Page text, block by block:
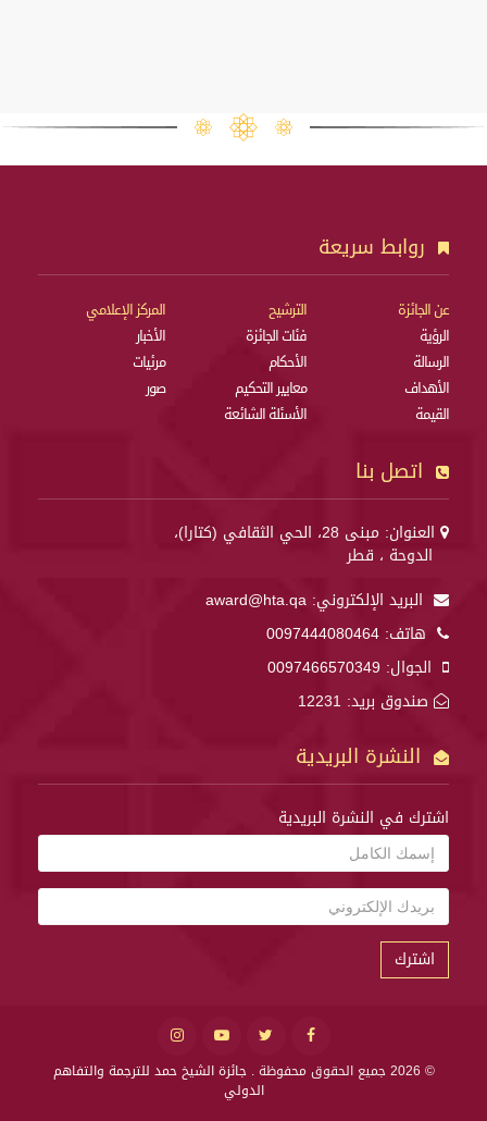
روابط سريعة
عن الجائزة
الرؤية
الرسالة
الأهداف
القيمة
الترشيح
فئات الجائزة
الأحكام
معايير التحكيم
الأسئلة الشائعة
المركز الإعلامي
الأخبار
مرئيات
صور
اتصل بنا
العنوان: مبنى 28، الحي الثقافي (كتارا)،
الدوحة ، قطر
البريد الإلكتروني: award@hta.qa
هاتف: 0097444080464
الجوال: 0097466570349
صندوق بريد: 12231
النشرة البريدية
اشترك في النشرة البريدية
اشترك
© 2026 جميع الحقوق محفوظة .
جائزة الشيخ حمد للترجمة والتفاهم
الدولي